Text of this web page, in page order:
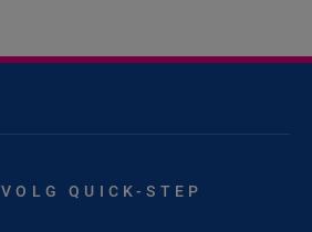
VOLG QUICK-STEP